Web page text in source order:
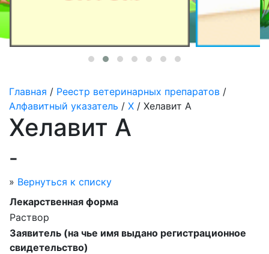
Главная / Реестр ветеринарных препаратов /
Алфавитный указатель / Х / Хелавит А
Хелавит А
-
» Вернуться к списку
Лекарственная форма
Раствор
Заявитель (на чье имя выдано регистрационное
свидетельство)